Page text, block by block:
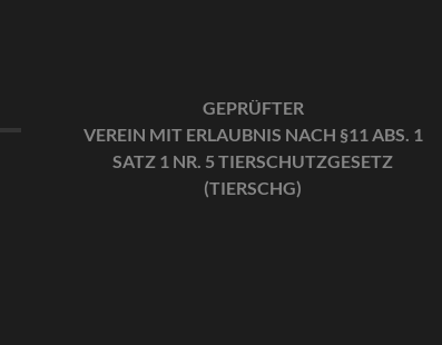
GEPRÜFTER
VEREIN MIT ERLAUBNIS NACH §11 ABS. 1
SATZ 1 NR. 5 TIERSCHUTZGESETZ
(TIERSCHG)